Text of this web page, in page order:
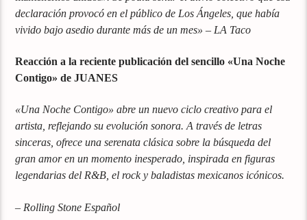
declaración provocó en el público de Los Ángeles, que había
vivido bajo asedio durante más de un mes» – LA Taco
Reacción a la reciente publicación del sencillo «Una Noche
Contigo» de JUANES
«Una Noche Contigo» abre un nuevo ciclo creativo para el
artista, reflejando su evolución sonora. A través de letras
sinceras, ofrece una serenata clásica sobre la búsqueda del
gran amor en un momento inesperado, inspirada en figuras
legendarias del R&B, el rock y baladistas mexicanos icónicos.
– Rolling Stone Español